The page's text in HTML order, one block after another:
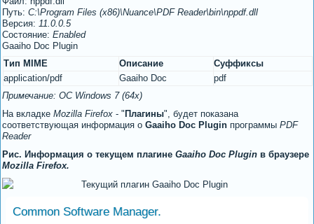
Путь: C:\Program Files (x86)\Nuance\PDF Reader\bin\nppdf.dll
Версия: 11.0.0.5
Состояние: Enabled
Gaaiho Doc Plugin
Тип MIME
Описание
Суффиксы
application/pdf
Gaaiho Doc
pdf
Примечание: ОС Windows 7 (64x)
На вкладке Mozilla Firefox - " Плагины", будет показана
соответствующая информация о Gaaiho Doc Plugin программы PDF
Reader
Рис. Информация о текущем плагине Gaaiho Doc Plugin в браузере
Mozilla Firefox.
Common Software Manager.